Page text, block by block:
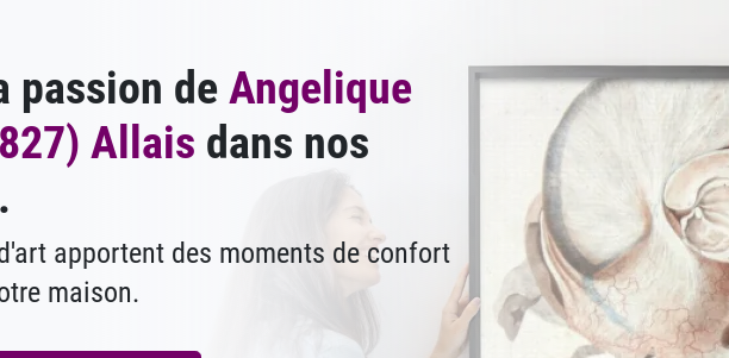
passion de Angelique
Allais dans nos
apportent des moments de confort
maison.